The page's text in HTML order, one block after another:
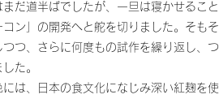
だ道半ばでしたが、一旦は寝かせること
ン」の開発へと舵を切りました。そもそ
つ、さらに何度もの試作を繰り返し、つ
た。
は、日本の食文化になじみ深い紅麹を使